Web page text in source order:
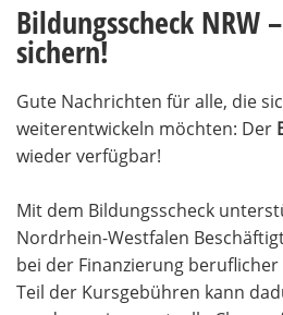
Bildungsscheck NRW
sichern!
Gute Nachrichten für alle, die
weiterentwickeln möchten: Der
wieder verfügbar!
Mit dem Bildungsscheck
Nordrhein-Westfalen
bei der Finanzierung
Teil der Kursgebühren kann